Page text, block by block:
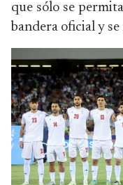
que sólo se
bandera oficial y